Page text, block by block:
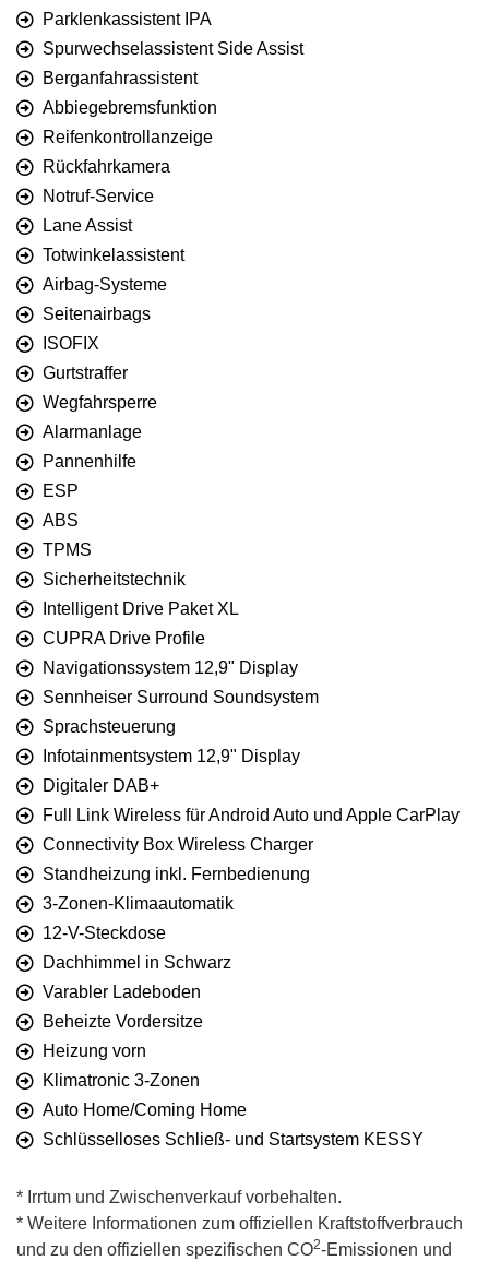
Parklenkassistent IPA
Spurwechselassistent Side Assist
Berganfahrassistent
Abbiegebremsfunktion
Reifenkontrollanzeige
Rückfahrkamera
Notruf-Service
Lane Assist
Totwinkelassistent
Airbag-Systeme
Seitenairbags
ISOFIX
Gurtstraffer
Wegfahrsperre
Alarmanlage
Pannenhilfe
ESP
ABS
TPMS
Sicherheitstechnik
Intelligent Drive Paket XL
CUPRA Drive Profile
Navigationssystem 12,9" Display
Sennheiser Surround Soundsystem
Sprachsteuerung
Infotainmentsystem 12,9" Display
Digitaler DAB+
Full Link Wireless für Android Auto und Apple CarPlay
Connectivity Box Wireless Charger
Standheizung inkl. Fernbedienung
3-Zonen-Klimaautomatik
12-V-Steckdose
Dachhimmel in Schwarz
Varabler Ladeboden
Beheizte Vordersitze
Heizung vorn
Klimatronic 3-Zonen
Auto Home/Coming Home
Schlüsselloses Schließ- und Startsystem KESSY
* Irrtum und Zwischenverkauf vorbehalten.
* Weitere Informationen zum offiziellen Kraftstoffverbrauch
und zu den offiziellen spezifischen CO2-Emissionen und